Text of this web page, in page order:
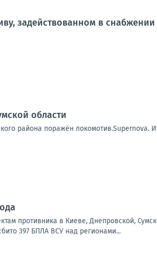
задействованном в
области
района поражён локомотив.Supernova.
противника в Киеве, Днепровской,
397 БПЛА ВСУ над регионами...